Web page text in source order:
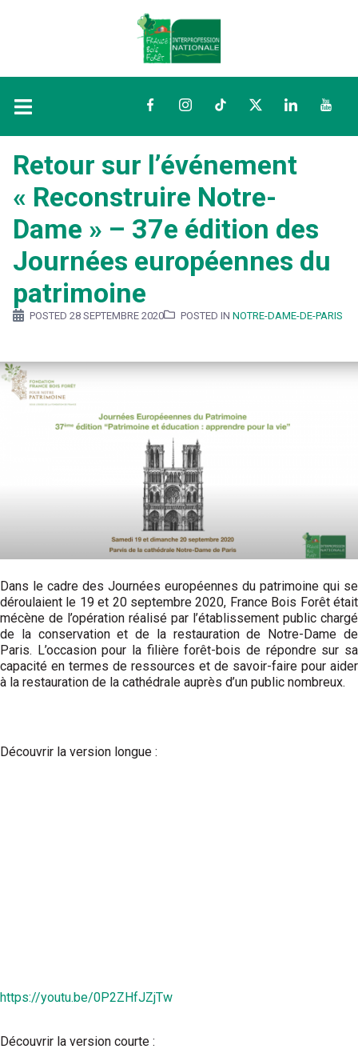
FacebookInstagramTikTokTwitterLinkedIn
Retour sur l’événement
« Reconstruire Notre-
Dame » – 37e édition des
Journées européennes du
patrimoine
POSTED 28 SEPTEMBRE 2020 POSTED IN NOTRE-DAME-DE-PARIS
Dans le cadre des Journées européennes du patrimoine qui se
déroulaient le 19 et 20 septembre 2020, France Bois Forêt était
mécène de l’opération réalisé par l’établissement public chargé
de la conservation et de la restauration de Notre-Dame de
Paris. L’occasion pour la filière forêt-bois de répondre sur sa
capacité en termes de ressources et de savoir-faire pour aider
à la restauration de la cathédrale auprès d’un public nombreux.
Découvrir la version longue :
https://youtu.be/0P2ZHfJZjTw
Découvrir la version courte :